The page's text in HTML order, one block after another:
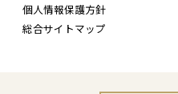
個人情報保護方針
総合サイトマップ